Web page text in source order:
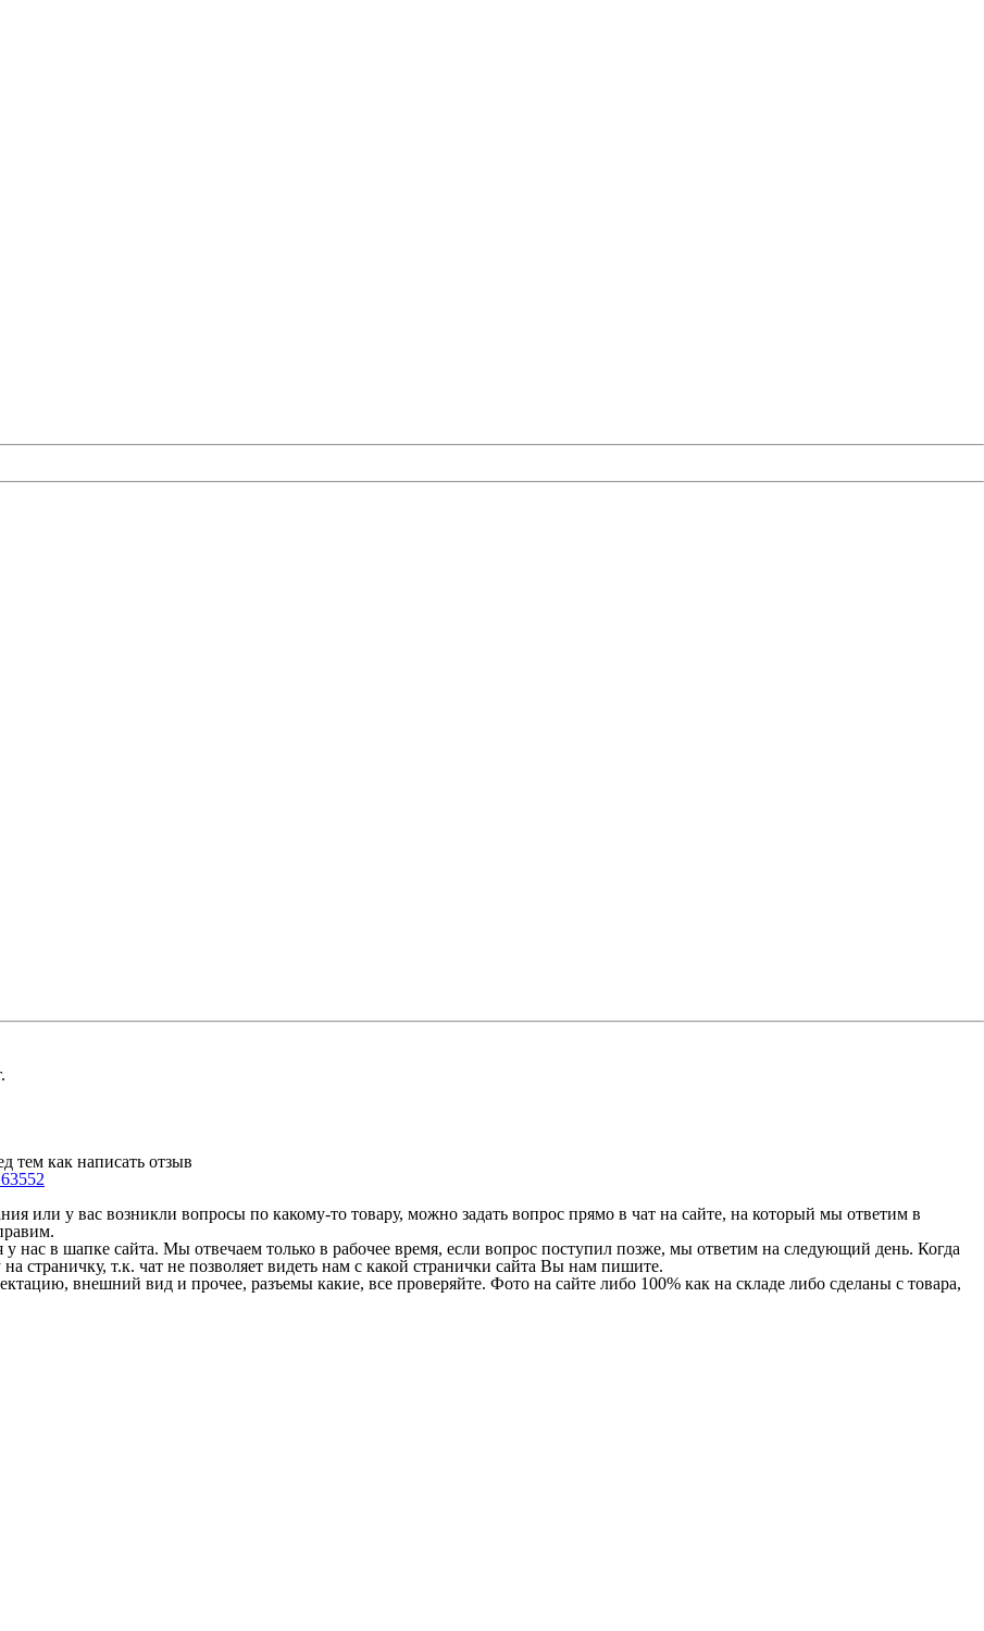
тем как написать отзыв
или у вас возникли вопросы по какому-то товару, можно задать вопрос прямо в чат на сайте, на который мы ответим в
нас в шапке сайта. Мы отвечаем только в рабочее время, если вопрос поступил позже, мы ответим на следующий день. Когда
страничку, т.к. чат не позволяет видеть нам с какой странички сайта Вы нам пишите.
внешний вид и прочее, разъемы какие, все проверяйте. Фото на сайте либо 100% как на складе либо сделаны с товара,